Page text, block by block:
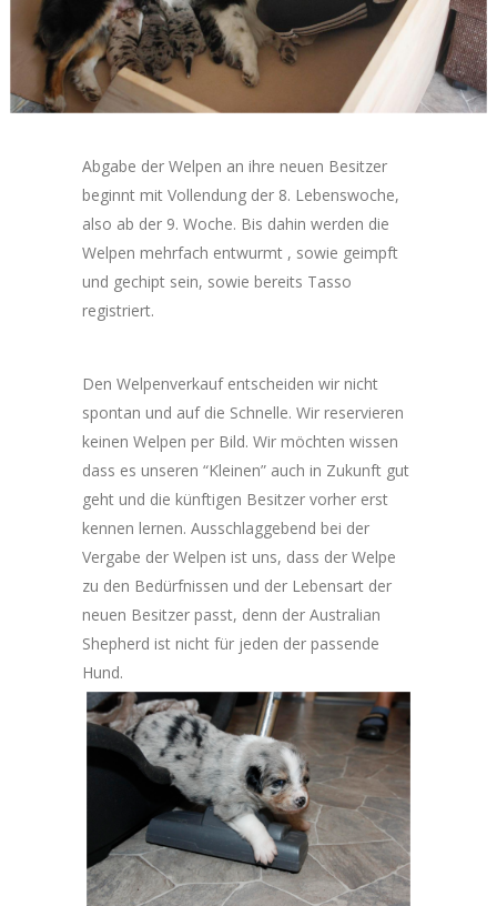
Abgabe der Welpen an ihre neuen Besitzer
beginnt mit Vollendung der 8. Lebenswoche,
also ab der 9. Woche. Bis dahin werden die
Welpen mehrfach entwurmt , sowie geimpft
und gechipt sein, sowie bereits Tasso
registriert.
Den Welpenverkauf entscheiden wir nicht
spontan und auf die Schnelle. Wir reservieren
keinen Welpen per Bild. Wir möchten wissen
dass es unseren “Kleinen” auch in Zukunft gut
geht und die künftigen Besitzer vorher erst
kennen lernen. Ausschlaggebend bei der
Vergabe der Welpen ist uns, dass der Welpe
zu den Bedürfnissen und der Lebensart der
neuen Besitzer passt, denn der Australian
Shepherd ist nicht für jeden der passende
Hund.